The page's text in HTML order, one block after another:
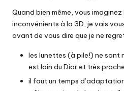
Quand bien même, vous imaginez
inconvénients à la 3D, je vais
avant de vous dire que je ne
les lunettes (à pile!) ne sont
est loin du Dior et très
il faut un temps